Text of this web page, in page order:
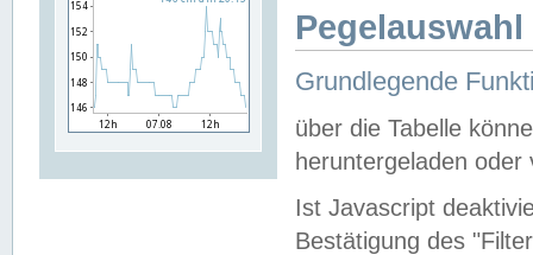
Grundlegende
über die Tabelle
heruntergeladen oder
Ist Javascript
Bestätigung des